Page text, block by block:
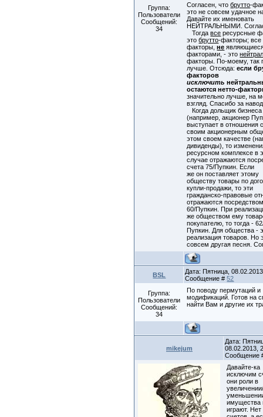
Группа:
Пользователи
Сообщений:
34
Согласен, чтобрутто-
это не совсем удачное
Давайте их именовать
НЕЙТРАЛЬНЫМИ.
Тогдавсе ресурсные
этобрутто-факторы; все
факторы,не
факторами, - это
факторы. По-моему, так
лучше. Отсюда:если
факторов
исключить
остаются нетто-
значительно лучше, на
взгляд. Спасибо за
Когда дольщик бизнеса
(например, акционер
выступает в отношения
своим акционерным
этом своем качестве
дивиденды), то
ресурсном комплексе в
случае отражаются
счета 75/Пупкин. Если
же он поставляет этому
обществу товары по
купли-продажи, то эти
гражданско-правовые
отражаются
60/Пупкин. При
же обществом ему
покупателю, то тогда -
Пупкин. Для общества -
реализация товаров. Но
совсем другая песня.
BSL
Дата: Пятница,
Сообщение #52
Группа:
Пользователи
Сообщений:
34
По поводу пермутаций и
модификаций. Готов на
найти Вам и другие их
mikejum
Дата:
08.02.2013,
Сообщение
Давайте-ка
исключим
они роли в
имущества
играют. Нет